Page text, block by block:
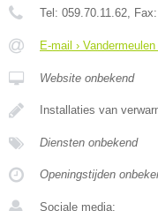
Tel: 059.70.11.62, Fax:
E-mail › Vandermeulen
Website onbekend
Installaties van
Diensten onbekend
Openingstijden
Sociale media: